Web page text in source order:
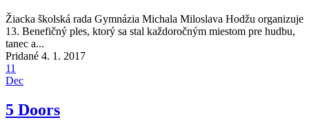
Žiacka školská rada Gymnázia Michala Miloslava Hodžu organizuje
13. Benefičný ples, ktorý sa stal každoročným miestom pre hudbu,
tanec a...
Pridané 4. 1. 2017
11
Dec
5 Doors